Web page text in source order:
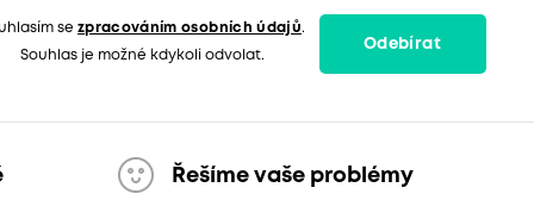
sezpracováním osobních údajů.
Souhlas je možné kdykoli odvolat.
Odebírat
Řešíme vaše problémy